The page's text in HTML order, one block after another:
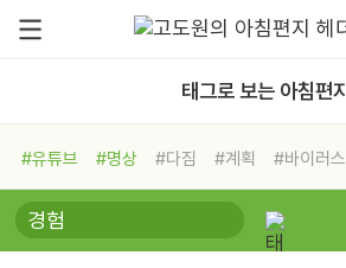
태그로 보는 아침편지
#유튜브 #명상 #다짐 #계획 #바이러스
#비전캠프
#독서캠프 #삶
#희망
#나눔 #친구 #링컨학교